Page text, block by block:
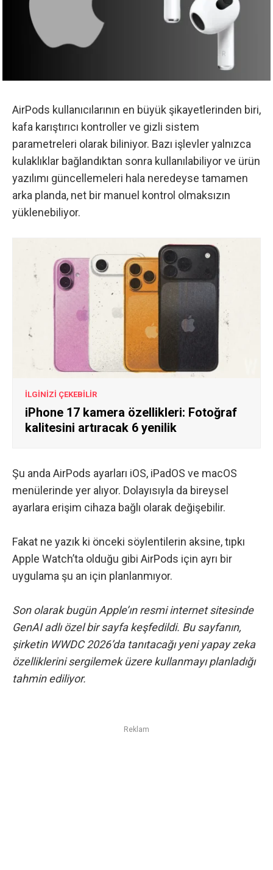
AirPods kullanıcılarının en büyük şikayetlerinden biri,
kafa karıştırıcı kontroller ve gizli sistem
parametreleri olarak biliniyor. Bazı işlevler yalnızca
kulaklıklar bağlandıktan sonra kullanılabiliyor ve ürün
yazılımı güncellemeleri hala neredeyse tamamen
arka planda, net bir manuel kontrol olmaksızın
yüklenebiliyor.
İLGİNİZİ ÇEKEBİLİR
iPhone 17 kamera özellikleri: Fotoğraf
kalitesini artıracak 6 yenilik
Şu anda AirPods ayarları iOS, iPadOS ve macOS
menülerinde yer alıyor. Dolayısıyla da bireysel
ayarlara erişim cihaza bağlı olarak değişebilir.
Fakat ne yazık ki önceki söylentilerin aksine, tıpkı
Apple Watch’ta olduğu gibi AirPods için ayrı bir
uygulama şu an için planlanmıyor.
Son olarak bugünApple’ın resmi internet sitesinde
GenAI adlı özel bir sayfakeşfedildi. Bu sayfanın,
şirketin WWDC 2026’da tanıtacağı yeni yapay zeka
özelliklerini sergilemek üzere kullanmayı planladığı
tahmin ediliyor.
Reklam